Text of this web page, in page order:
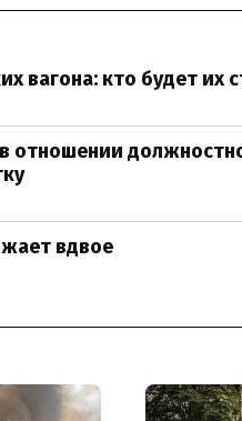
вагона: кто будет их
отношении
вдвое